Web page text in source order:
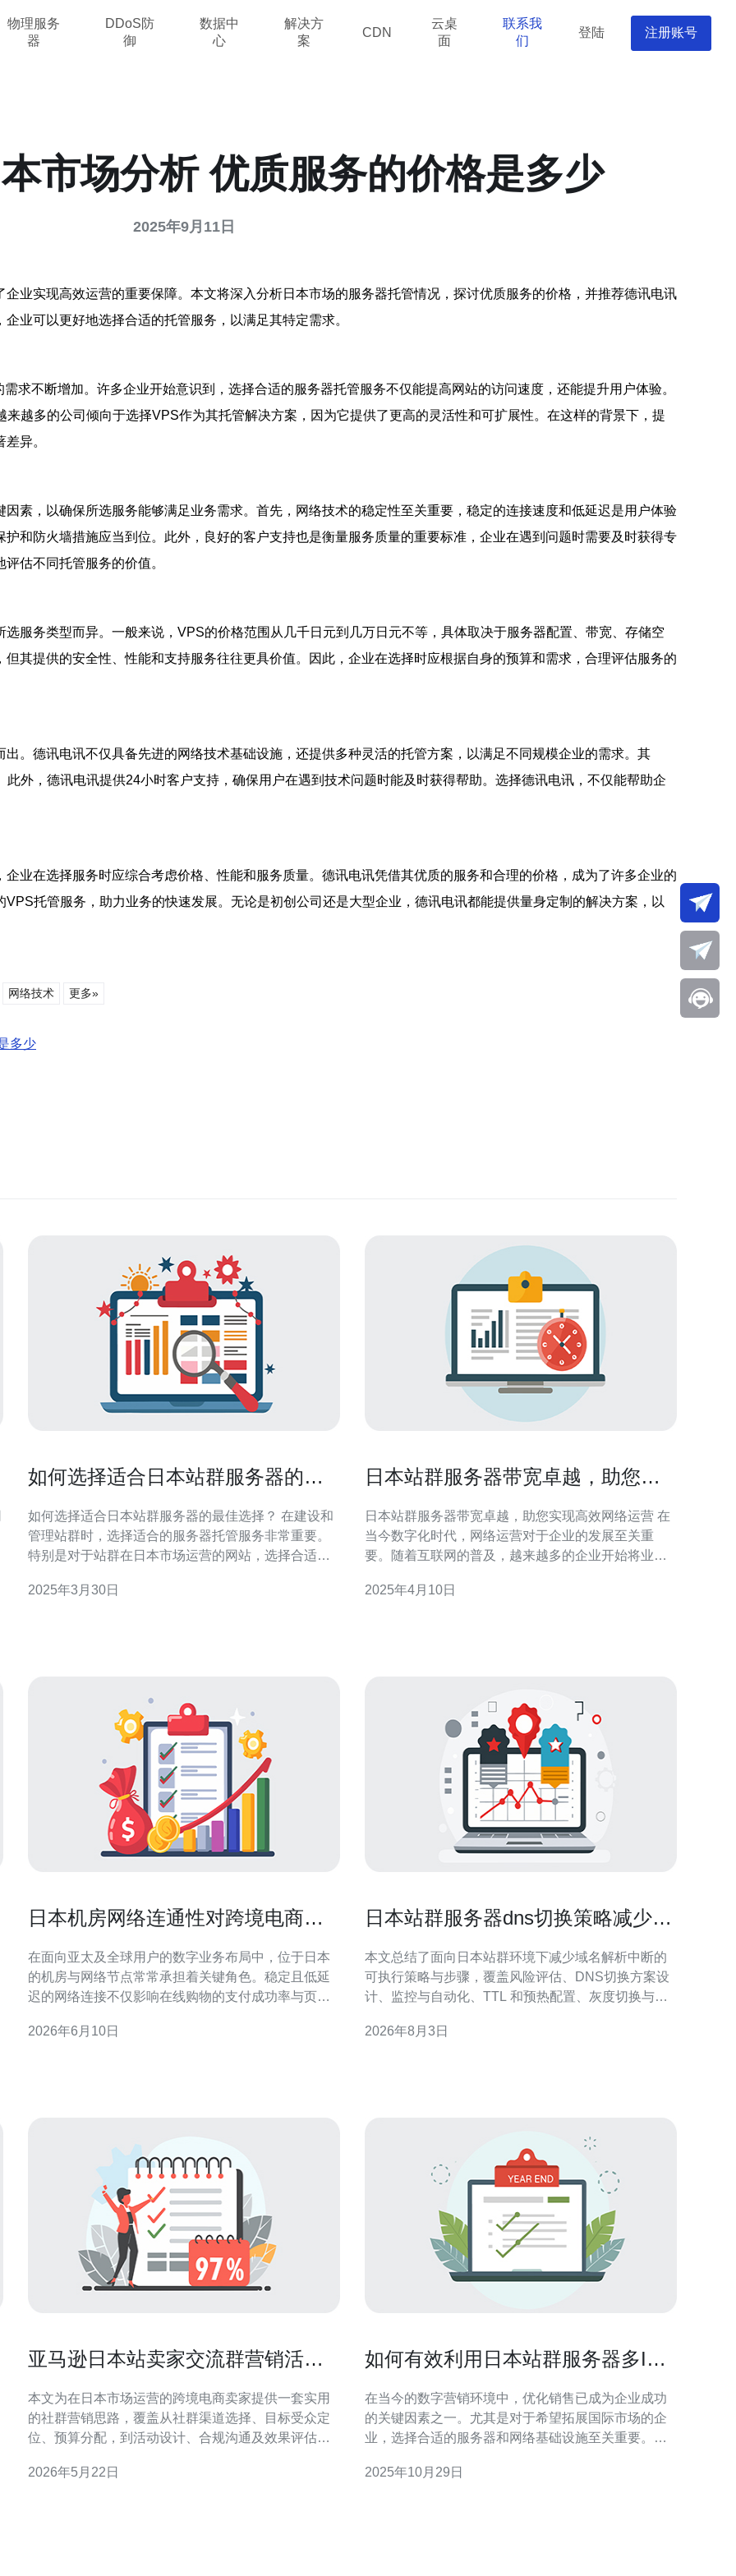
物理服务
器
DDoS防
御
数据中
心
解决方
案
CDN
云桌
面
联系我
们
登陆 注册账号
市场分析 优质服务的价格是多少
2025年9月11日
业实现高效运营的重要保障。本文将深入分析日本市场的服务器托管情况，探讨优质服务的价格，并推荐德讯电讯
业可以更好地选择合适的托管服务，以满足其特定需求。
求不断增加。许多企业开始意识到，选择合适的服务器托管服务不仅能提高网站的访问速度，还能提升用户体验。
越多的公司倾向于选择VPS作为其托管解决方案，因为它提供了更高的灵活性和可扩展性。在这样的背景下，提
异。
素，以确保所选服务能够满足业务需求。首先，网络技术的稳定性至关重要，稳定的连接速度和低延迟是用户体验
和防火墙措施应当到位。此外，良好的客户支持也是衡量服务质量的重要标准，企业在遇到问题时需要及时获得专
估不同托管服务的价值。
服务类型而异。一般来说，VPS的价格范围从几千日元到几万日元不等，具体取决于服务器配置、带宽、存储空
其提供的安全性、性能和支持服务往往更具价值。因此，企业在选择时应根据自身的预算和需求，合理评估服务的
。德讯电讯不仅具备先进的网络技术基础设施，还提供多种灵活的托管方案，以满足不同规模企业的需求。其
外，德讯电讯提供24小时客户支持，确保用户在遇到技术问题时能及时获得帮助。选择德讯电讯，不仅能帮助企
业在选择服务时应综合考虑价格、性能和服务质量。德讯电讯凭借其优质的服务和合理的价格，成为了许多企业的
托管服务，助力业务的快速发展。无论是初创公司还是大型企业，德讯电讯都能提供量身定制的解决方案，以
网络技术 更多»
多少
如何选择适合日本站群服务器的最
如何选择适合日本站群服务器的最佳选择？ 在建设和
管理站群时，选择适合的服务器托管服务非常重要。
特别是对于站群在日本市场运营的网站，选择合适的
日本站群服务器的最佳选择，以帮助站长们取得更好
2025年3月30日
日本站群服务器带宽卓越，助您实
日本站群服务器带宽卓越，助您实现高效网络运营 在
当今数字化时代，网络运营对于企业的发展至关重
要。随着互联网的普及，越来越多的企业开始将业务
能力。而站群服务器作为一种强大的网络工具，其带
2025年4月10日
日本机房网络连通性对跨境电商与
在面向亚太及全球用户的数字业务布局中，位于日本
的机房与网络节点常常承担着关键角色。稳定且低延
迟的网络连接不仅影响在线购物的支付成功率与页面
表现。本文从技术与业务双重角度，解释为何把握好
2026年6月10日
日本站群服务器dns切换策略减少域
本文总结了面向日本站群环境下减少域名解析中断的
可执行策略与步骤，覆盖风险评估、DNS切换方案设
计、监控与自动化、TTL 和预热配置、灰度切换与回
b>实操方法，帮助运维和SEO团队把域名解析中断风
2026年8月3日
亚马逊日本站卖家交流群营销活动
本文为在日本市场运营的跨境电商卖家提供一套实用
的社群营销思路，覆盖从社群渠道选择、目标受众定
位、预算分配，到活动设计、合规沟通及效果评估与
稳定增长的渠道。 在哪里可以找到合适的交流群，如
2026年5月22日
如何有效利用日本站群服务器多IP
在当今的数字营销环境中，优化销售已成为企业成功
的关键因素之一。尤其是对于希望拓展国际市场的企
业，选择合适的服务器和网络基础设施至关重要。日
到企业的青睐。本文将深入探讨如何有效利用日本站
2025年10月29日